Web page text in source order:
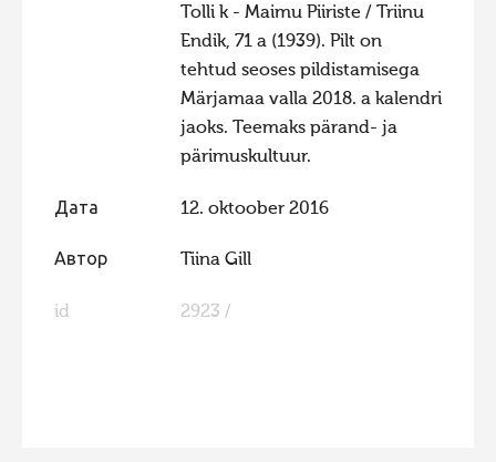
Фотоконкурс 2014
Фотоконкурс 2013
Фотоконкурс 2011
Фотоконкурс 2008
Tolli k - Maimu Piiriste / Triinu
Endik, 71 a (1939). Pilt on
tehtud seoses pildistamisega
Märjamaa valla 2018. a kalendri
jaoks. Teemaks pärand- ja
pärimuskultuur.
Дата 12. oktoober 2016
Автор Tiina Gill
id 2923 /